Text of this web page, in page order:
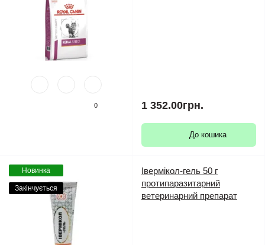
0 1 352.00грн.
До кошика
Новинка
Закінчується
Івермікол-гель 50 г
протипаразитарний
ветеринарний препарат